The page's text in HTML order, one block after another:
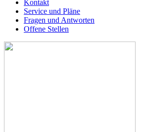
Kontakt
Service und Pläne
Fragen und Antworten
Offene Stellen